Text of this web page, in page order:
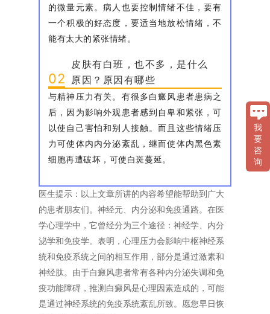
的微量元素。病人也要控制情绪不佳，要有
一个积极的好态度，要适当地放松情绪，不
能有太大的紧张情绪。
02
皮肤有白班，也不多，是什么
原因？原因有哪些
与精神压力有关。有很多白癜风患者患病之
后，因为影响外观患者感到自卑和紧张，可
以使自己害怕和别人接触。而且这些情绪压
力可使体内内分泌紊乱，继而使体内黑色素
细胞再遭破坏，可使白斑蔓延。
医生提示：以上文章所讲的内容希望能帮助到广大
的患者朋友们。神经元、内分泌和免疫通路。在医
学心理学中，它曾经分为三个途径：神经学、内分
泌学和免疫学。表明，心理压力会影响中枢神经系
统和免疫系统之间的相互作用，部分是通过激素和
神经肽。由于白癜风患者常有各种内分泌失调和免
疫功能障碍，推测白癜风是心理因素造成的，可能
是通过神经系统的免疫系统紊乱所致。愿您早日恢
我
要
咨
询